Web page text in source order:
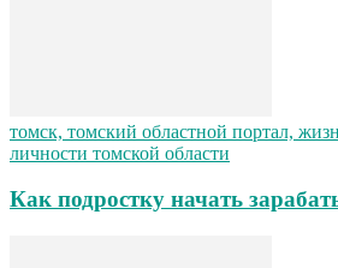
томск, томский областной портал,
личности томской области
Как подростку начать